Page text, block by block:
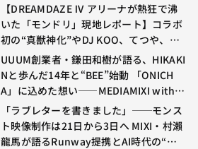
【DREAMDAZE Ⅳ アリーナが熱狂で沸
いた「モンドリ」現地レポート】コラボ
初の“真獣神化”やDJ KOO、てつや、兎
田ぺこら、壱百満天原サロメらも集結
UUUM創業者・鎌田和樹が語る、HIKAKI
Nと歩んだ14年と“BEE”始動 「ONICH
A」に込めた想い——MEDIAMIXI with in
terfm #3
「ラブレターを書きました」──モンス
ト映像制作は21日から3日へ MIXI・村瀨
龍馬が語るRunway提携とAI時代の“つ